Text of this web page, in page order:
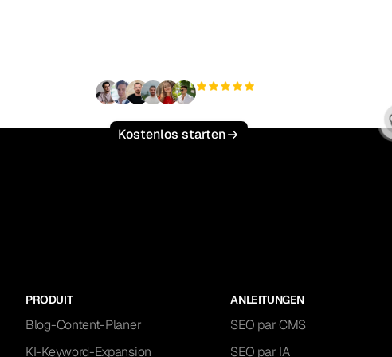
Kostenlos starten
PRODUIT
Blog-Content-Planer
KI-Keyword-Expansion
ANLEITUNGEN
SEO par CMS
SEO par IA